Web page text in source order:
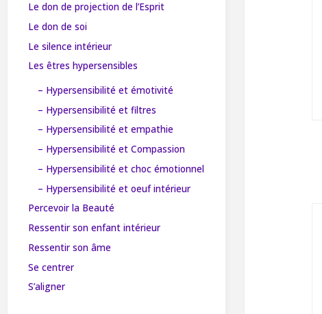
Le don de projection de l’Esprit
Le don de soi
Le silence intérieur
Les êtres hypersensibles
– Hypersensibilité et émotivité
– Hypersensibilité et filtres
– Hypersensibilité et empathie
– Hypersensibilité et Compassion
– Hypersensibilité et choc émotionnel
– Hypersensibilité et oeuf intérieur
Percevoir la Beauté
Ressentir son enfant intérieur
Ressentir son âme
Se centrer
S’aligner